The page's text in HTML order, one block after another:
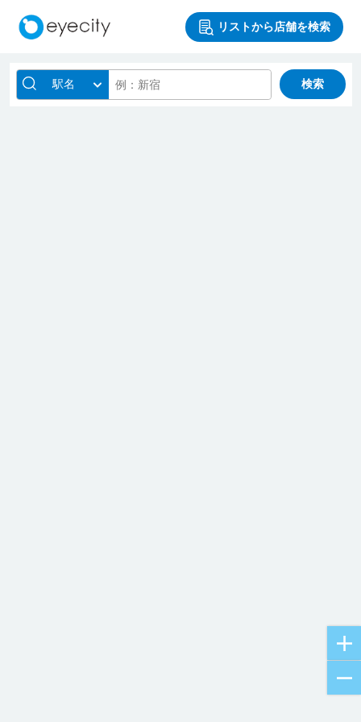
リストから店舗を検索
駅名 検索